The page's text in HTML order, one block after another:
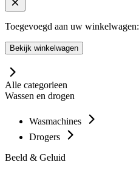
Toegevoegd aan uw winkelwagen:
Bekijk winkelwagen
Alle categorieen
Wassen en drogen
Wasmachines
Drogers
Beeld & Geluid